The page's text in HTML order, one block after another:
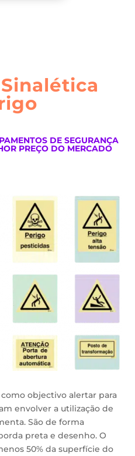
Sinalética
DE SEGURANÇA
PREÇO DO MERCADO
objectivo alertar para
envolver a utilização de
São de forma
preta e desenho. O
50% da superfície do